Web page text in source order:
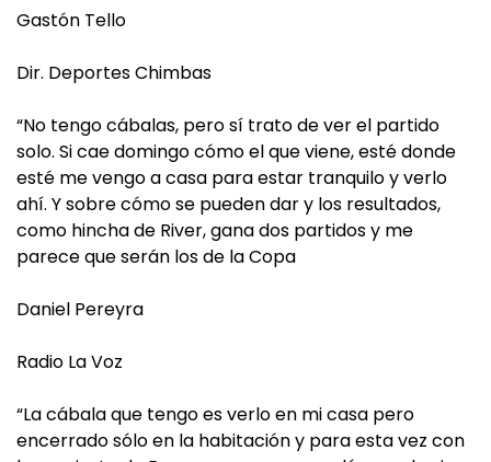
Gastón Tello
Dir. Deportes Chimbas
“No tengo cábalas, pero sí trato de ver el partido
solo. Si cae domingo cómo el que viene, esté donde
esté me vengo a casa para estar tranquilo y verlo
ahí. Y sobre cómo se pueden dar y los resultados,
como hincha de River, gana dos partidos y me
parece que serán los de la Copa
Daniel Pereyra
Radio La Voz
“La cábala que tengo es verlo en mi casa pero
encerrado sólo en la habitación y para esta vez con